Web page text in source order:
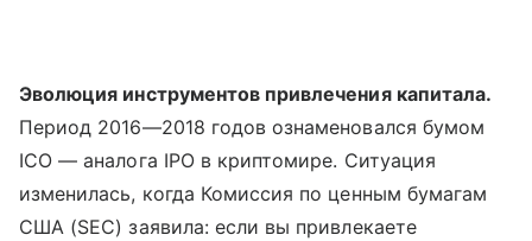
Эволюция инструментов привлечения капитала.
Период 2016—2018 годов ознаменовался бумом
ICO — аналога IPO в криптомире. Ситуация
изменилась, когда Комиссия по ценным бумагам
США (SEC) заявила: если вы привлекаете